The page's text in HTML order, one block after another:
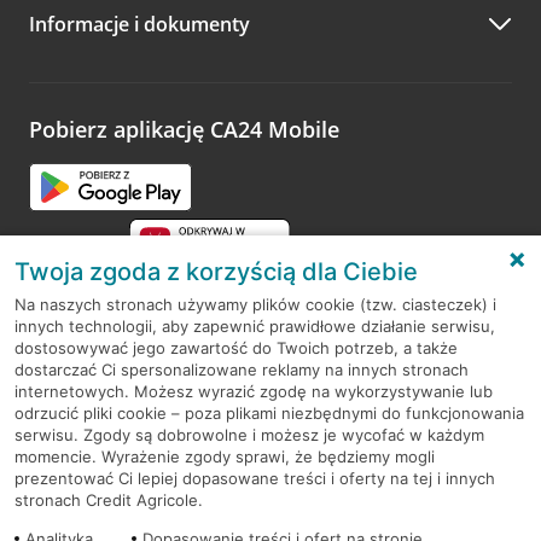
Zachęcamy do podzielenia się z nami opinią o wizycie.
opinie.
Informacje i dokumenty
Pobierz aplikację CA24 Mobile
RODO
Regulamin serwisu
Mapa serwisu
PolitykaCookies
Twoja zgoda z korzyścią dla Ciebie
Na naszych stronach używamy plików cookie (tzw. ciasteczek) i
innych technologii, aby zapewnić prawidłowe działanie serwisu,
dostosowywać jego zawartość do Twoich potrzeb, a także
dostarczać Ci spersonalizowane reklamy na innych stronach
internetowych. Możesz wyrazić zgodę na wykorzystywanie lub
odrzucić pliki cookie – poza plikami niezbędnymi do funkcjonowania
serwisu. Zgody są dobrowolne i możesz je wycofać w każdym
momencie. Wyrażenie zgody sprawi, że będziemy mogli
prezentować Ci lepiej dopasowane treści i oferty na tej i innych
stronach Credit Agricole.